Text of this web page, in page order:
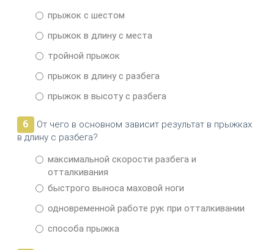
прыжок с шестом
прыжок в длину с места
тройной прыжок
прыжок в длину с разбега
прыжок в высоту с разбега
6
От чего в основном зависит результат в прыжках
в длину с разбега?
максимальной скорости разбега и
отталкивания
быстрого выноса маховой ноги
одновременной работе рук при отталкивании
способа прыжка